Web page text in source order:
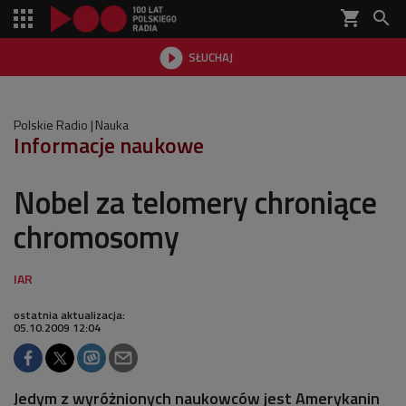
shopping_cart 
 SŁUCHAJ

Polskie Radio Nauka
Informacje naukowe
Nobel za telomery chroniące
chromosomy
ostatnia aktualizacja:
05.10.2009 12:04
Jedym z wyróżnionych naukowców jest Amerykanin